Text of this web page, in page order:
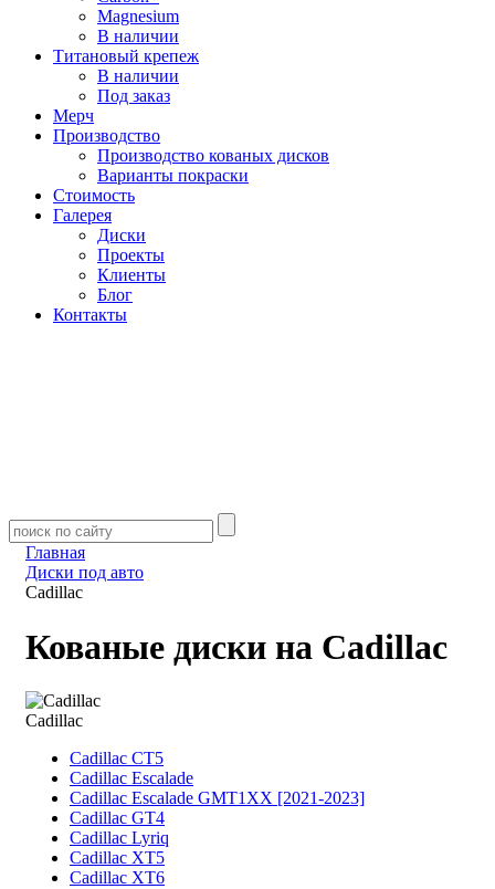
Magnesium
В наличии
Титановый крепеж
В наличии
Под заказ
Мерч
Производство
Производство кованых дисков
Варианты покраски
Стоимость
Галерея
Диски
Проекты
Клиенты
Блог
Контакты
Главная
Диски под авто
Cadillac
Кованые диски на Cadillac
Cadillac
Cadillac CT5
Cadillac Escalade
Cadillac Escalade GMT1XX [2021-2023]
Cadillac GT4
Cadillac Lyriq
Cadillac XT5
Cadillac XT6